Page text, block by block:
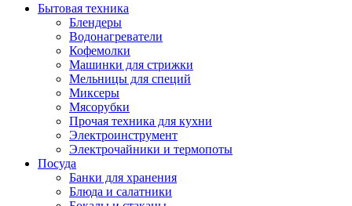
Бытовая техника
Блендеры
Водонагреватели
Кофемолки
Машинки для стрижки
Мельницы для специй
Миксеры
Мясорубки
Прочая техника для кухни
Электроинструмент
Электрочайники и термопоты
Посуда
Банки для хранения
Блюда и салатники